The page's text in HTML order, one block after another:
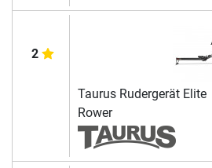
2
Taurus Rudergerät Elite
Rower